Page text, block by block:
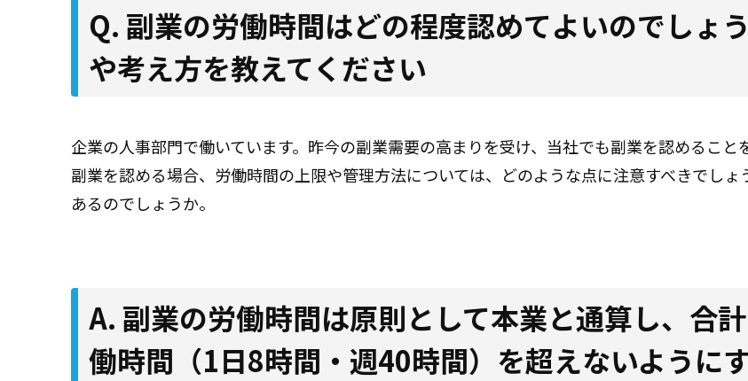
Q. 副業の労働時間はどの程度認めてよいのでしょ
や考え方を教えてください
企業の人事部門で働いています。昨今の副業需要の高まりを受け、当社でも副業を認めること
副業を認める場合、労働時間の上限や管理方法については、どのような点に注意すべきでしょ
あるのでしょうか。
A. 副業の労働時間は原則として本業と通算し、合
働時間（1日8時間・週40時間）を超えないように